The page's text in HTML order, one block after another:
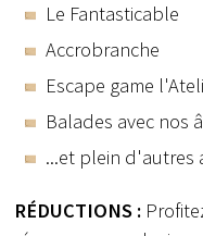
Le Fantasticable
Accrobranche
Escape game
Balades avec nos
...et plein d'autres
RÉDUCTIONS :